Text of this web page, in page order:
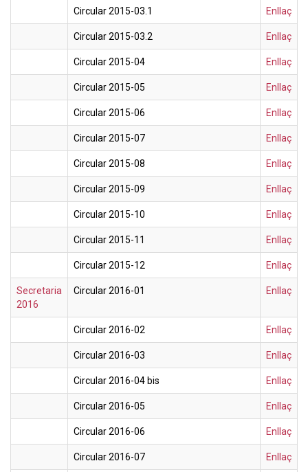
Circular 2015-03.1 Enllaç
Circular 2015-03.2 Enllaç
Circular 2015-04 Enllaç
Circular 2015-05 Enllaç
Circular 2015-06 Enllaç
Circular 2015-07 Enllaç
Circular 2015-08 Enllaç
Circular 2015-09 Enllaç
Circular 2015-10 Enllaç
Circular 2015-11 Enllaç
Circular 2015-12 Enllaç
Secretaria
2016
Circular 2016-01 Enllaç
Circular 2016-02 Enllaç
Circular 2016-03 Enllaç
Circular 2016-04 bis Enllaç
Circular 2016-05 Enllaç
Circular 2016-06 Enllaç
Circular 2016-07 Enllaç